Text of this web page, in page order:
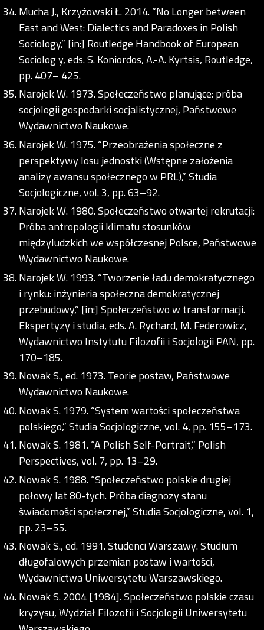
Mucha J., Krzyżowski Ł. 2014. “No Longer between
East and West: Dialectics and Paradoxes in Polish
Sociology,” [in:] Routledge Handbook of European
Sociolog y, eds. S. Koniordos, A.-A. Kyrtsis, Routledge,
pp. 407– 425.
Narojek W. 1973. Społeczeństwo planujące: próba
socjologii gospodarki socjalistycznej, Państwowe
Wydawnictwo Naukowe.
Narojek W. 1975. “Przeobrażenia społeczne z
perspektywy losu jednostki (Wstępne założenia
analizy awansu społecznego w PRL),” Studia
Socjologiczne, vol. 3, pp. 63–92.
Narojek W. 1980. Społeczeństwo otwartej rekrutacji:
Próba antropologii klimatu stosunków
międzyludzkich we współczesnej Polsce, Państwowe
Wydawnictwo Naukowe.
Narojek W. 1993. “Tworzenie ładu demokratycznego
i rynku: inżynieria społeczna demokratycznej
przebudowy,” [in:] Społeczeństwo w transformacji.
Ekspertyzy i studia, eds. A. Rychard, M. Federowicz,
Wydawnictwo Instytutu Filozofii i Socjologii PAN, pp.
170–185.
Nowak S., ed. 1973. Teorie postaw, Państwowe
Wydawnictwo Naukowe.
Nowak S. 1979. “System wartości społeczeństwa
polskiego,” Studia Socjologiczne, vol. 4, pp. 155–173.
Nowak S. 1981. “A Polish Self-Portrait,” Polish
Perspectives, vol. 7, pp. 13–29.
Nowak S. 1988. “Społeczeństwo polskie drugiej
połowy lat 80-tych. Próba diagnozy stanu
świadomości społecznej,” Studia Socjologiczne, vol. 1,
pp. 23–55.
Nowak S., ed. 1991. Studenci Warszawy. Studium
długofalowych przemian postaw i wartości,
Wydawnictwa Uniwersytetu Warszawskiego.
Nowak S. 2004 [1984]. Społeczeństwo polskie czasu
kryzysu, Wydział Filozofii i Socjologii Uniwersytetu